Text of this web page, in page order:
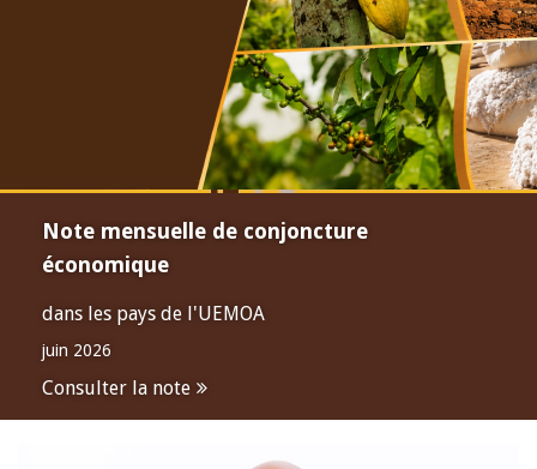
Note mensuelle de conjoncture
économique
dans les pays de l'UEMOA
juin 2026
Consulter la note